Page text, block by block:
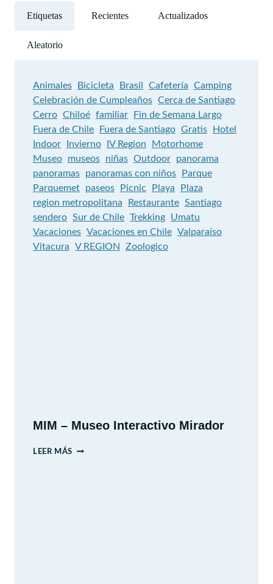
Etiquetas Recientes Actualizados
Aleatorio
Animales Bicicleta Brasil Cafetería
Camping
Celebración de Cumpleaños Cerca de Santiago
Cerro Chiloé familiar
Fin de Semana Largo
Fuera de Chile
Fuera de Santiago Gratis
Hotel
Indoor
Invierno IV Region
Motorhome
Museo
museos niñas Outdoor
panorama
panoramas
panoramas con niños
Parque
Parquemet
paseos Picnic Playa
Plaza
region metropolitana
Restaurante Santiago
sendero Sur de Chile Trekking
Umatu
Vacaciones Vacaciones en Chile Valparaíso
Vitacura
V REGION Zoologico
MIM – Museo Interactivo Mirador
LEER MÁS MIM